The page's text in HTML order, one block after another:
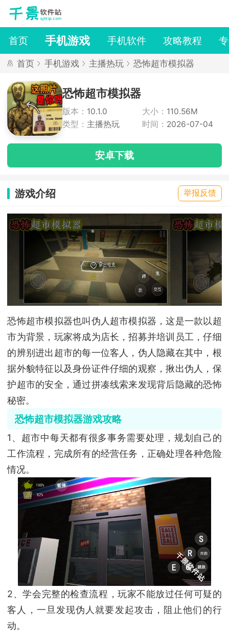
首页 手机游戏 手机软件 攻略教程
首页 手机游戏 主播热玩 恐怖超市模拟器
恐怖超市模拟器
版本： 10.1.0 大小： 110.56M
类型： 主播热玩 时间： 2026-07-04
安卓下载
游戏介绍 举报反馈
恐怖超市模拟器也叫伪人超市模拟器，这是一款以超
市为背景，玩家将成为店长，招募并培训员工，仔细
的辨别进出超市的每一位客人，伪人隐藏在其中，根
据外貌特征以及身份证件仔细的观察，揪出伪人，保
护超市的安全，通过拼凑线索来发现背后隐藏的恐怖
秘密。
恐怖超市模拟器游戏攻略
1、超市中每天都有很多事务需要处理，规划自己的
工作流程，完成所有的经营任务，正确处理各种危险
情况。
2、学会完整的检查流程，玩家不能放过任何可疑的
客人，一旦发现伪人就要发起攻击，阻止他们的行
动。